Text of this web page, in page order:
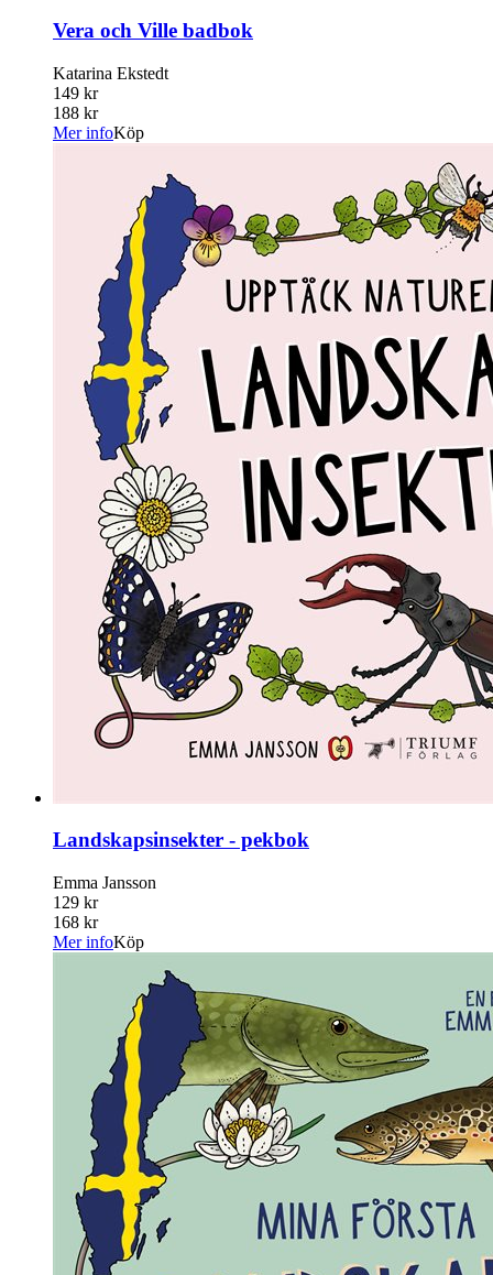
Vera och Ville badbok
Katarina Ekstedt
149 kr
188 kr
Mer infoKöp
Landskapsinsekter - pekbok
Emma Jansson
129 kr
168 kr
Mer infoKöp